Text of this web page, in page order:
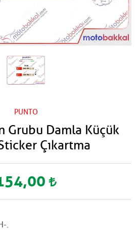
PUNTO
Grubu Damla Küçük
Çıkartma
.